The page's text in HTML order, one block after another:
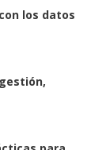
los datos